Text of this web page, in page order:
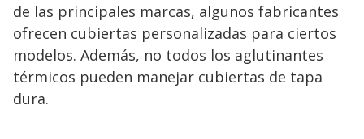
de las principales marcas, algunos fabricantes
ofrecen cubiertas personalizadas para ciertos
modelos. Además, no todos los aglutinantes
térmicos pueden manejar cubiertas de tapa
dura.